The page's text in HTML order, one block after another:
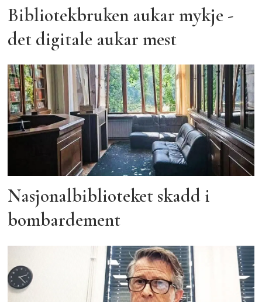
Bibliotekbruken aukar mykje -
det digitale aukar mest
Nasjonalbiblioteket skadd i
bombardement